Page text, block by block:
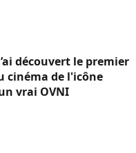
découvert le premier
cinéma de l'icône
vrai OVNI